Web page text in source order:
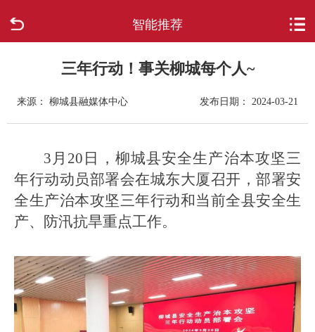
智能推荐
新闻中心
网上办事
互动回应
数据专题
三年行动！事关柳城每个人~
来源： 柳城县融媒体中心 发布日期： 2024-03-21
3月20日，柳城县安全生产治本攻坚三
年行动动员部署会在城东大厦召开，部署安
全生产治本攻坚三年行动和当前全县安全生
产、防汛抗旱重点工作。